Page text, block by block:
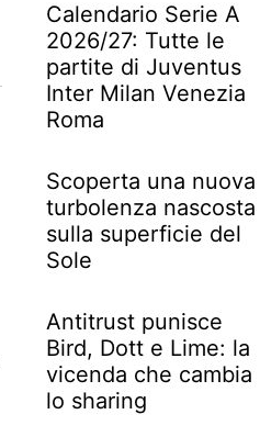
Calendario Serie A
2026/27: Tutte le
partite di Juventus
Inter Milan Venezia
Roma
Scoperta una nuova
turbolenza nascosta
sulla superficie del
Sole
Antitrust punisce
Bird, Dott e Lime: la
vicenda che cambia
lo sharing